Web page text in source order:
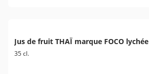
Jus de fruit THAÏ marque FOCO lychée
35 cl.